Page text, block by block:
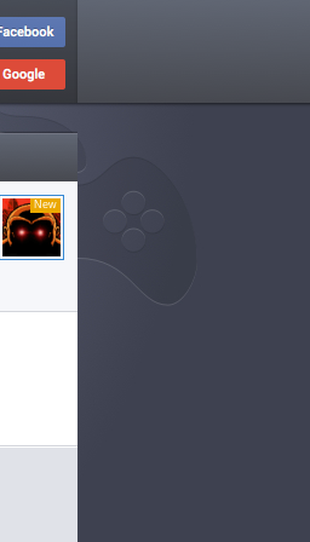
New